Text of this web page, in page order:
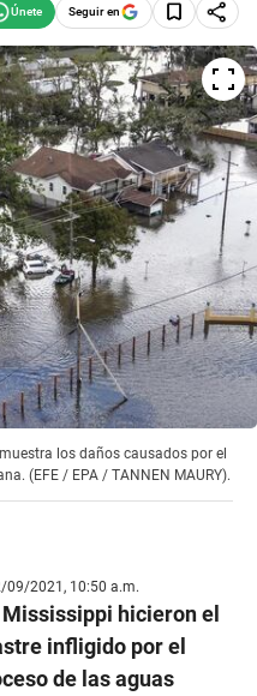
Seguir en
los daños causados ​​por el
(EFE / EPA / TANNEN MAURY).
2021, 10:50 a.m.
hicieron el
infligido por el
de las aguas